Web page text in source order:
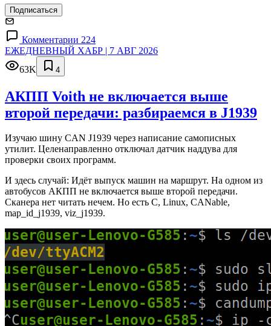
Подписаться
Комментарии 224
ЕЖЕДНЕВНЫЙ ХАБР | 7 АВГ 2026
63K
4
АКПП Voith не включается выше
второй передачи: разбираемся в J1939
Изучаю шину CAN J1939 через написание самописных
утилит. Целенаправленно отключал датчик наддува для
проверки своих программ.
И здесь случай: Идёт выпуск машин на маршрут. На одном из
автобусов АКПП не включается выше второй передачи.
Сканера нет читать нечем. Но есть C, Linux, CANable,
map_id_j1939, viz_j1939.